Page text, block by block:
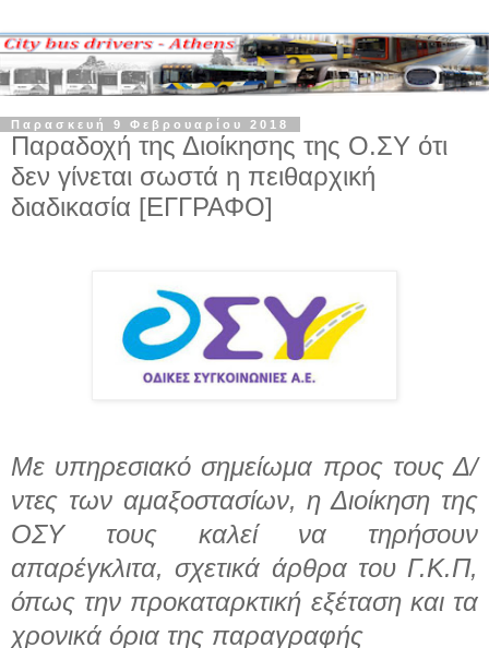
Παρασκευή 9 Φεβρουαρίου 2018
Παραδοχή της Διοίκησης της Ο.ΣΥ ότι
δεν γίνεται σωστά η πειθαρχική
διαδικασία [ΕΓΓΡΑΦΟ]
Με υπηρεσιακό σημείωμα προς τους Δ/
ντες των αμαξοστασίων, η Διοίκηση της
ΟΣΥ τους καλεί να τηρήσουν
απαρέγκλιτα, σχετικά άρθρα του Γ.Κ.Π,
όπως την προκαταρκτική εξέταση και τα
χρονικά όρια της παραγραφής